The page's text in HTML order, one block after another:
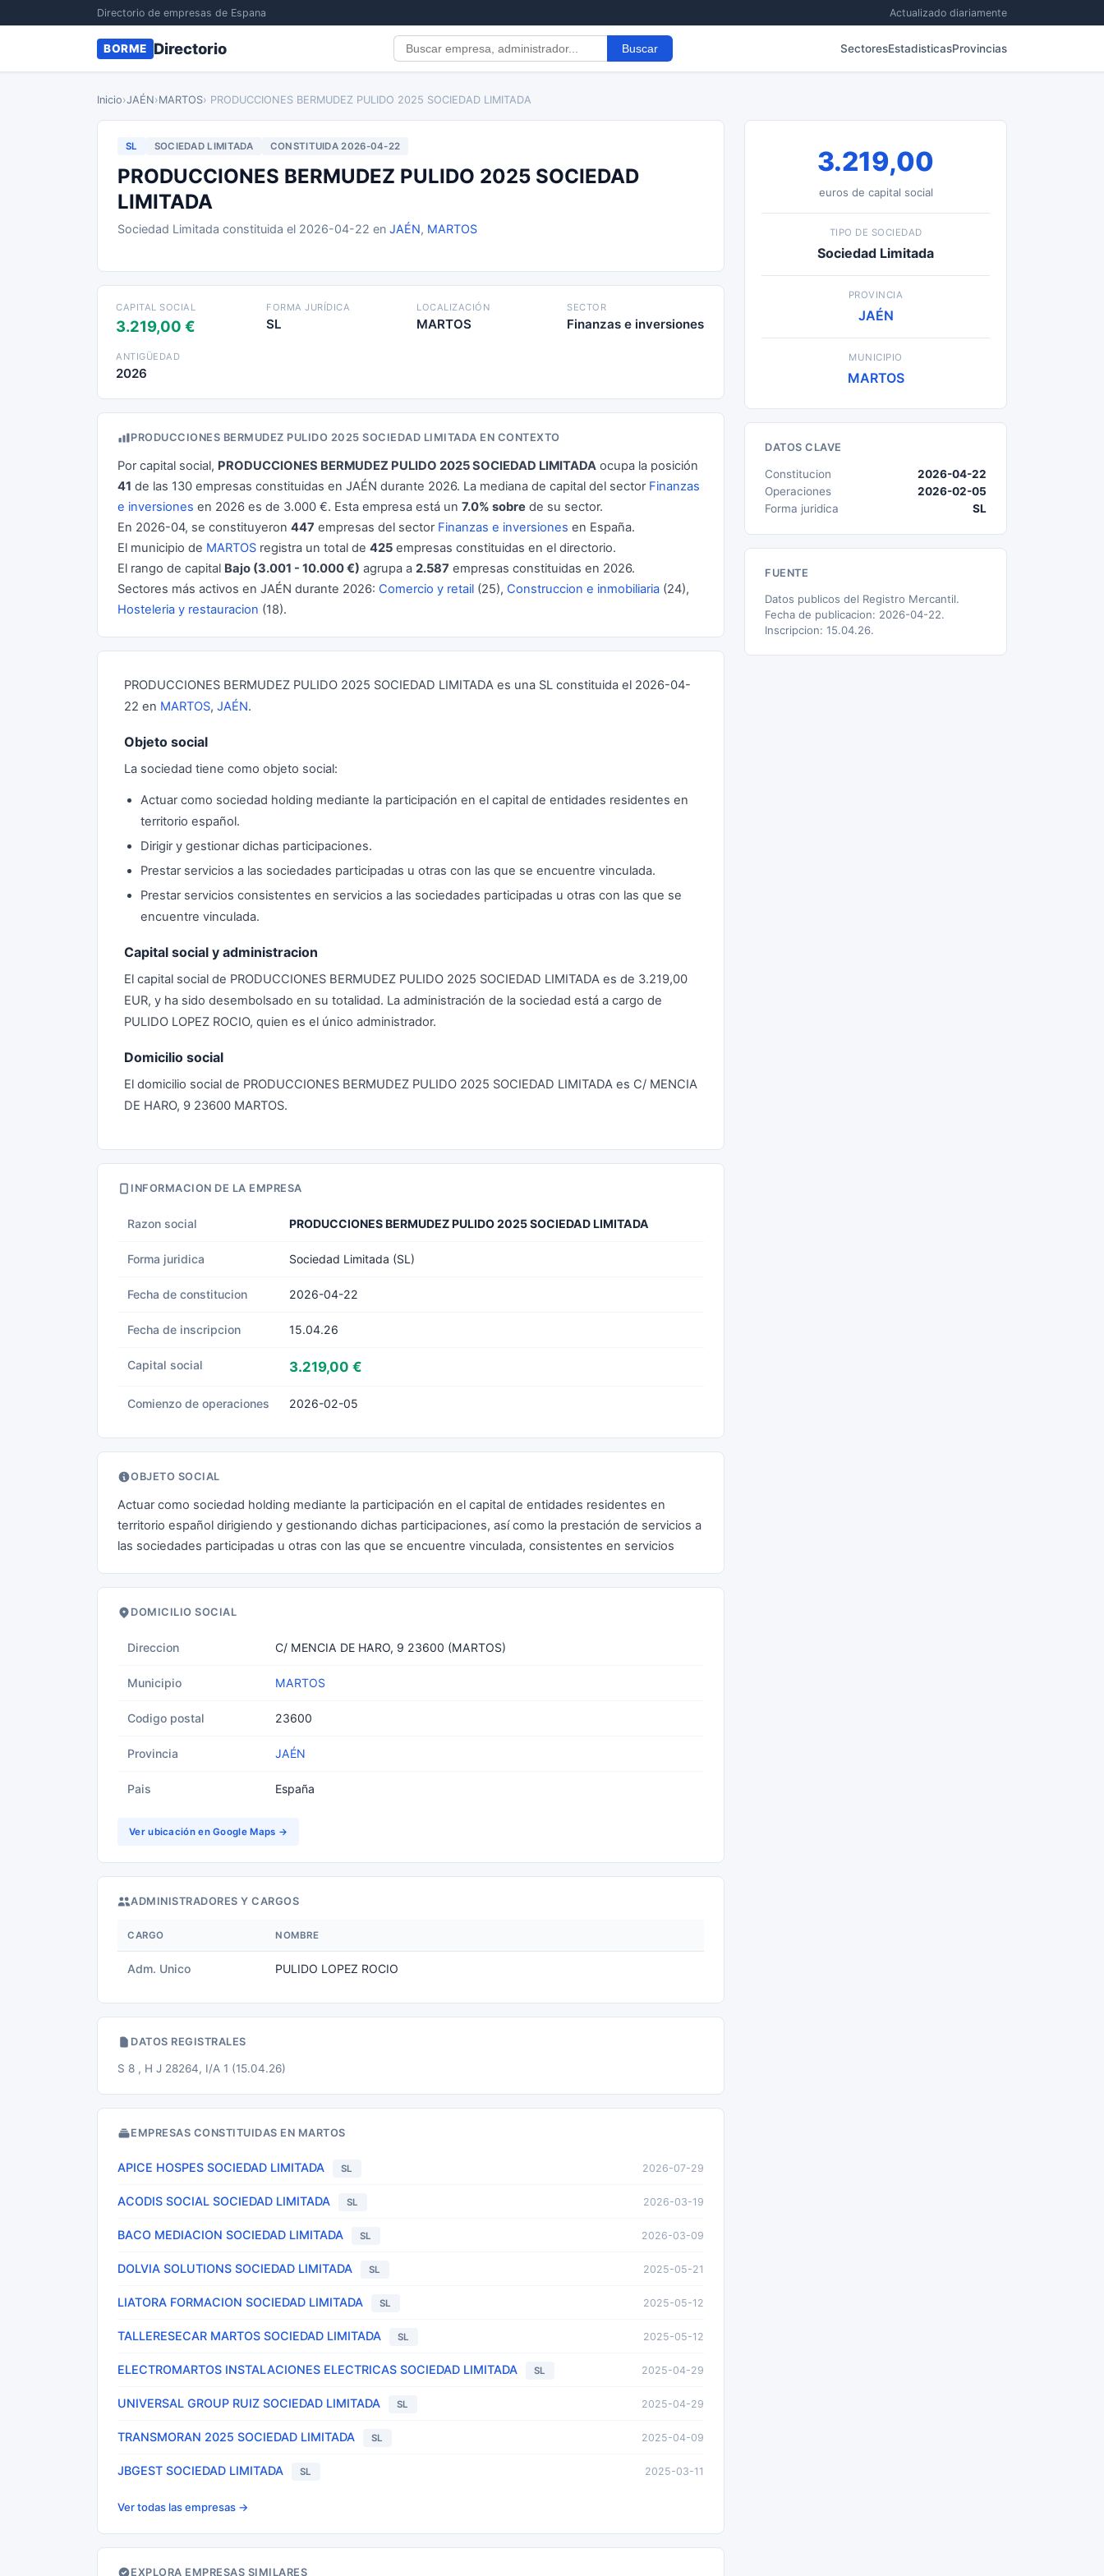
Directorio de empresas de Espana Actualizado diariamente
BORME Directorio Buscar SectoresEstadisticasProvincias
Inicio›JAÉN›MARTOS› PRODUCCIONES BERMUDEZ PULIDO 2025 SOCIEDAD LIMITADA
SL SOCIEDAD LIMITADA CONSTITUIDA 2026-04-22
PRODUCCIONES BERMUDEZ PULIDO 2025 SOCIEDAD
LIMITADA
Sociedad Limitada constituida el 2026-04-22 en JAÉN, MARTOS
CAPITAL SOCIAL
3.219,00 €
FORMA JURÍDICA
SL
LOCALIZACIÓN
MARTOS
SECTOR
Finanzas e inversiones
ANTIGÜEDAD
2026
PRODUCCIONES BERMUDEZ PULIDO 2025 SOCIEDAD LIMITADA EN CONTEXTO
Por capital social, PRODUCCIONES BERMUDEZ PULIDO 2025 SOCIEDAD LIMITADA ocupa la posición
41 de las 130 empresas constituidas en JAÉN durante 2026. La mediana de capital del sector Finanzas
e inversiones en 2026 es de 3.000 €. Esta empresa está un 7.0% sobre de su sector.
En 2026-04, se constituyeron 447 empresas del sector Finanzas e inversiones en España.
El municipio de MARTOS registra un total de 425 empresas constituidas en el directorio.
El rango de capital Bajo (3.001 - 10.000 €) agrupa a 2.587 empresas constituidas en 2026.
Sectores más activos en JAÉN durante 2026: Comercio y retail (25), Construccion e inmobiliaria (24),
Hosteleria y restauracion (18).
PRODUCCIONES BERMUDEZ PULIDO 2025 SOCIEDAD LIMITADA es una SL constituida el 2026-04-
22 en MARTOS, JAÉN.
Objeto social
La sociedad tiene como objeto social:
Actuar como sociedad holding mediante la participación en el capital de entidades residentes en
territorio español.
Dirigir y gestionar dichas participaciones.
Prestar servicios a las sociedades participadas u otras con las que se encuentre vinculada.
Prestar servicios consistentes en servicios a las sociedades participadas u otras con las que se
encuentre vinculada.
Capital social y administracion
El capital social de PRODUCCIONES BERMUDEZ PULIDO 2025 SOCIEDAD LIMITADA es de 3.219,00
EUR, y ha sido desembolsado en su totalidad. La administración de la sociedad está a cargo de
PULIDO LOPEZ ROCIO, quien es el único administrador.
Domicilio social
El domicilio social de PRODUCCIONES BERMUDEZ PULIDO 2025 SOCIEDAD LIMITADA es C/ MENCIA
DE HARO, 9 23600 MARTOS.
INFORMACION DE LA EMPRESA
Razon social PRODUCCIONES BERMUDEZ PULIDO 2025 SOCIEDAD LIMITADA
Forma juridica Sociedad Limitada (SL)
Fecha de constitucion 2026-04-22
Fecha de inscripcion 15.04.26
Capital social 3.219,00 €
Comienzo de operaciones 2026-02-05
OBJETO SOCIAL
Actuar como sociedad holding mediante la participación en el capital de entidades residentes en
territorio español dirigiendo y gestionando dichas participaciones, así como la prestación de servicios a
las sociedades participadas u otras con las que se encuentre vinculada, consistentes en servicios
DOMICILIO SOCIAL
Direccion C/ MENCIA DE HARO, 9 23600 (MARTOS)
Municipio MARTOS
Codigo postal 23600
Provincia JAÉN
Pais España
Ver ubicación en Google Maps →
ADMINISTRADORES Y CARGOS
CARGO NOMBRE
Adm. Unico PULIDO LOPEZ ROCIO
DATOS REGISTRALES
S 8 , H J 28264, I/A 1 (15.04.26)
EMPRESAS CONSTITUIDAS EN MARTOS
APICE HOSPES SOCIEDAD LIMITADA SL 2026-07-29
ACODIS SOCIAL SOCIEDAD LIMITADA SL 2026-03-19
BACO MEDIACION SOCIEDAD LIMITADA SL 2026-03-09
DOLVIA SOLUTIONS SOCIEDAD LIMITADA SL 2025-05-21
LIATORA FORMACION SOCIEDAD LIMITADA SL 2025-05-12
TALLERESECAR MARTOS SOCIEDAD LIMITADA SL 2025-05-12
ELECTROMARTOS INSTALACIONES ELECTRICAS SOCIEDAD LIMITADA SL 2025-04-29
UNIVERSAL GROUP RUIZ SOCIEDAD LIMITADA SL 2025-04-29
TRANSMORAN 2025 SOCIEDAD LIMITADA SL 2025-04-09
JBGEST SOCIEDAD LIMITADA SL 2025-03-11
Ver todas las empresas →
EXPLORA EMPRESAS SIMILARES
3.219,00
euros de capital social
TIPO DE SOCIEDAD
Sociedad Limitada
PROVINCIA
JAÉN
MUNICIPIO
MARTOS
DATOS CLAVE
Constitucion
2026-04-22
Operaciones
2026-02-05
Forma juridica
SL
FUENTE
Datos publicos del Registro Mercantil.
Fecha de publicacion: 2026-04-22.
Inscripcion: 15.04.26.